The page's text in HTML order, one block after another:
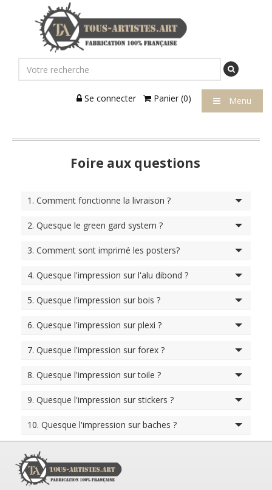
Se connecter Panier (0) Menu
Foire aux questions
1. Comment fonctionne la livraison ?
2. Quesque le green gard system ?
3. Comment sont imprimé les posters?
4. Quesque l'impression sur l'alu dibond ?
5. Quesque l'impression sur bois ?
6. Quesque l'impression sur plexi ?
7. Quesque l'impression sur forex ?
8. Quesque l'impression sur toile ?
9. Quesque l'impression sur stickers ?
10. Quesque l'impression sur baches ?